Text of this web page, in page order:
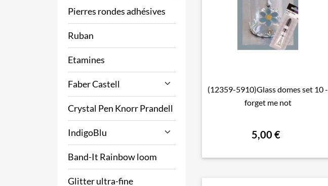
Pierres rondes adhésives
Ruban
Etamines
Faber Castell
Crystal Pen Knorr Prandell
IndigoBlu
Band-It Rainbow loom
Glitter ultra-fine
 Aperçu rapide
(12359-5910)Glass domes set 10 -
forget me not
5,00 €